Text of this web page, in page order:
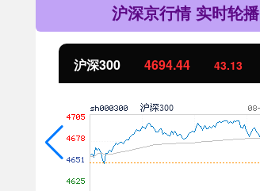
沪深京行情 实时轮播
北证50 1134.24 11.37